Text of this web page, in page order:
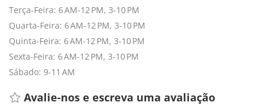
Terça-Feira: 6 AM-12 PM, 3-10 PM
Quarta-Feira: 6 AM-12 PM, 3-10 PM
Quinta-Feira: 6 AM-12 PM, 3-10 PM
Sexta-Feira: 6 AM-12 PM, 3-10 PM
Sábado: 9-11 AM
Avalie-nos e escreva uma avaliação